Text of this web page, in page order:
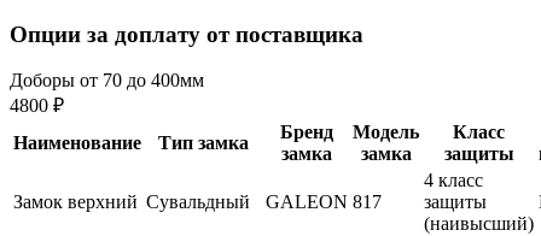
Опции за доплату от поставщика
Доборы от 70 до 400мм
4800 ₽
Наименование
Тип замка
Бренд
замка
Модель
замка
Класс
защиты
Замок верхний Сувальдный GALEON 817
4 класс
защиты
(наивысший)